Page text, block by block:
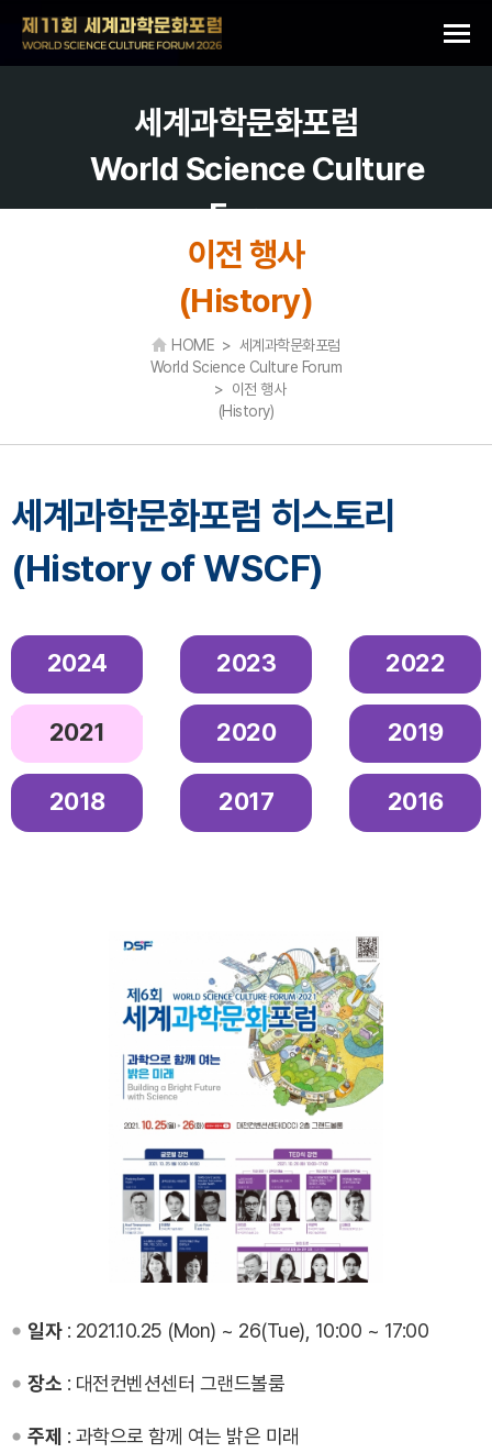
세계과학문화포럼
World Science Culture
Forum
이전 행사
(History)
HOME > 세계과학문화포럼
World Science Culture Forum
> 이전 행사
(History)
세계과학문화포럼 히스토리
(History of WSCF)
2024 2023 2022
2021 2020 2019
2018 2017 2016
일자: 2021.10.25 (Mon) ~ 26(Tue), 10:00 ~ 17:00
장소 : 대전컨벤션센터 그랜드볼룸
주제 : 과학으로 함께 여는 밝은 미래